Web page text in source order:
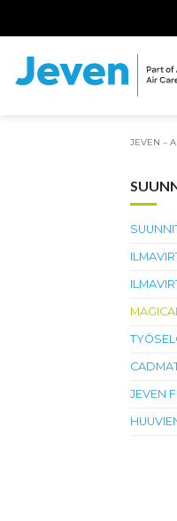
JEVEN –
JEVEN